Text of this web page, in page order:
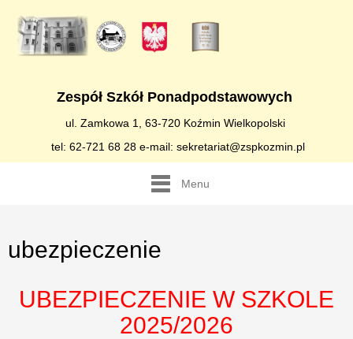
Zespół Szkół Ponadpodstawowych
ul. Zamkowa 1, 63-720 Koźmin Wielkopolski
tel: 62-721 68 28 e-mail: sekretariat@zspkozmin.pl
Menu
ubezpieczenie
UBEZPIECZENIE W SZKOLE
2025/2026